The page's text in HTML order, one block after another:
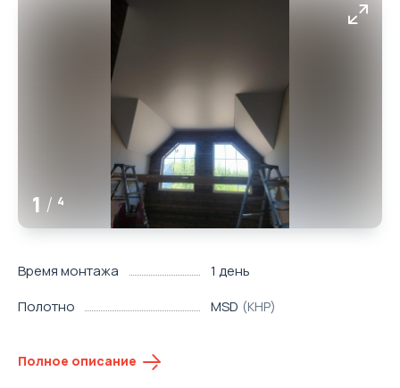
1 / 4
Время монтажа
1 день
Полотно
MSD (КНР)
Полное описание